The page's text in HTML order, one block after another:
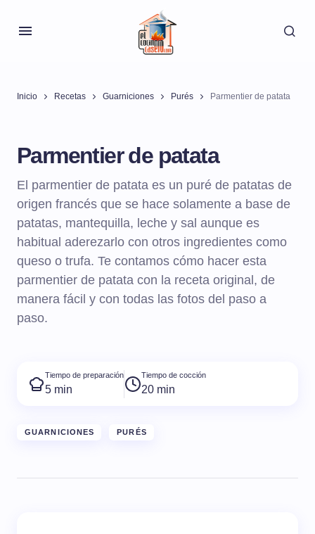
Inicio Recetas Guarniciones Purés Parmentier de patata
Parmentier de patata
El parmentier de patata es un puré de patatas de
origen francés que se hace solamente a base de
patatas, mantequilla, leche y sal aunque es
habitual aderezarlo con otros ingredientes como
queso o trufa. Te contamos cómo hacer esta
parmentier de patata con la receta original, de
manera fácil y con todas las fotos del paso a
paso.
Tiempo de preparación
5 min
Tiempo de cocción
20 min
GUARNICIONES PURÉS